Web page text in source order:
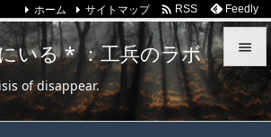
いる * ：工兵のラボ
of disappear.


メニュ
ホーム サイトマップ  RSS Feedly